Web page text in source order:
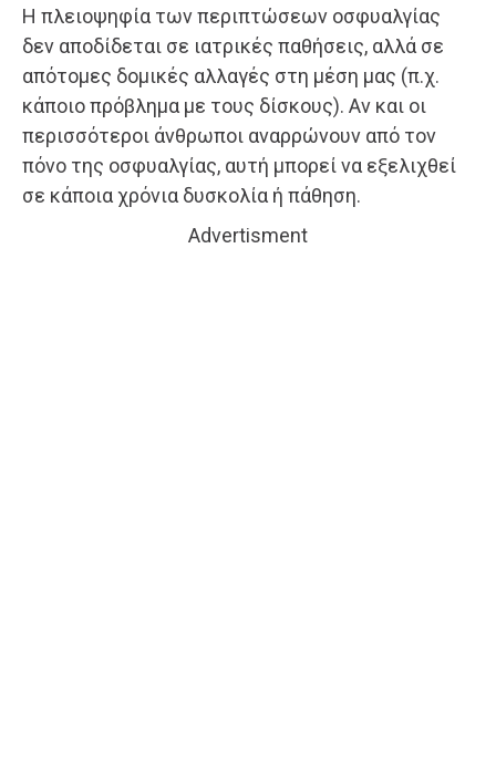
Η πλειοψηφία των περιπτώσεων οσφυαλγίας
δεν αποδίδεται σε ιατρικές παθήσεις, αλλά σε
απότομες δομικές αλλαγές στη μέση μας (π.χ.
κάποιο πρόβλημα με τους δίσκους). Αν και οι
περισσότεροι άνθρωποι αναρρώνουν από τον
πόνο της οσφυαλγίας, αυτή μπορεί να εξελιχθεί
σε κάποια χρόνια δυσκολία ή πάθηση.
Advertisment